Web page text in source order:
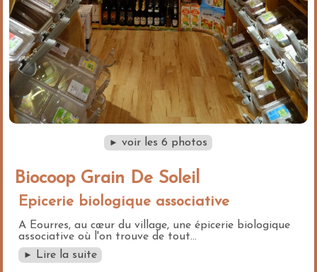
► voir les 6 photos
Biocoop Grain De Soleil
Epicerie biologique associative
A Eourres, au cœur du village, une épicerie biologique
associative où l'on trouve de tout...
► Lire la suite